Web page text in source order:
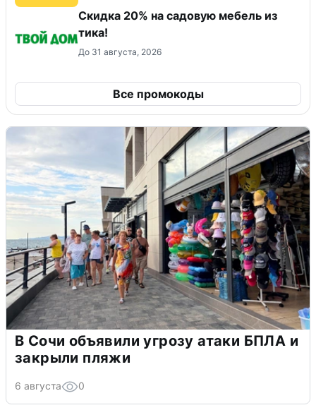
Скидка 20% на садовую мебель из
тика!
До 31 августа, 2026
Все промокоды
В Сочи объявили угрозу атаки БПЛА и
закрыли пляжи
6 августа 0